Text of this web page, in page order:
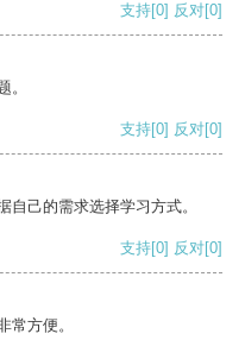
支持[0] 反对[0]
。
支持[0] 反对[0]
己的需求选择学习方式。
支持[0] 反对[0]
常方便。